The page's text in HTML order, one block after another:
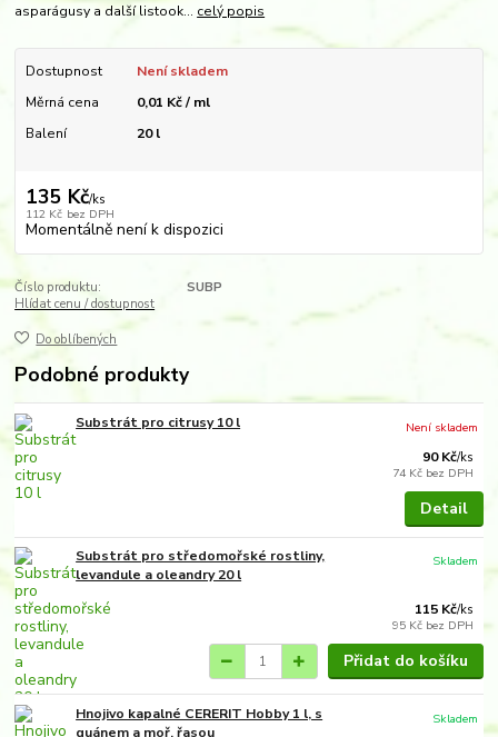
asparágusy a další listook... celý popis
Dostupnost
Není skladem
Měrná cena
0,01 Kč / ml
Balení
20 l
135 Kč/ks
112 Kč bez DPH
Momentálně není k dispozici
Číslo produktu:
SUBP
Hlídat cenu / dostupnost
Do oblíbených
Podobné produkty
Substrát pro citrusy 10 l
90 Kč/ks
74 Kč bez DPH
Není skladem
Detail
Substrát pro středomořské rostliny,
levandule a oleandry 20 l
115 Kč/ks
95 Kč bez DPH
Skladem
Přidat do košíku
Hnojivo kapalné CERERIT Hobby 1 l, s
guánem a moř. řasou
Skladem